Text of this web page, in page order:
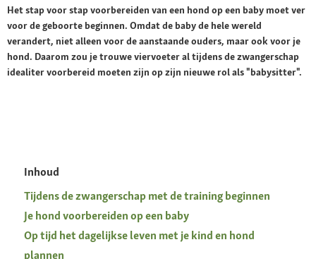
Het stap voor stap voorbereiden van een hond op een baby moet ver
voor de geboorte beginnen. Omdat de baby de hele wereld
verandert, niet alleen voor de aanstaande ouders, maar ook voor je
hond. Daarom zou je trouwe viervoeter al tijdens de zwangerschap
idealiter voorbereid moeten zijn op zijn nieuwe rol als "babysitter".
Inhoud
Tijdens de zwangerschap met de training beginnen
Je hond voorbereiden op een baby
Op tijd het dagelijkse leven met je kind en hond
plannen